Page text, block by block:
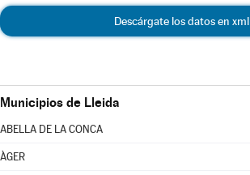
Descárgate los datos en xml
Municipios de Lleida
ABELLA DE LA CONCA
ÀGER